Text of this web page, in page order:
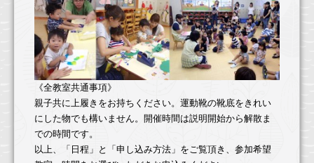
《全教室共通事項》
親子共に上履きをお持ちください。運動靴の靴底をきれい
にした物でも構いません。開催時間は説明開始から解散ま
での時間です。
以上、「日程」と「申し込み方法」 をご覧頂き、参加希望